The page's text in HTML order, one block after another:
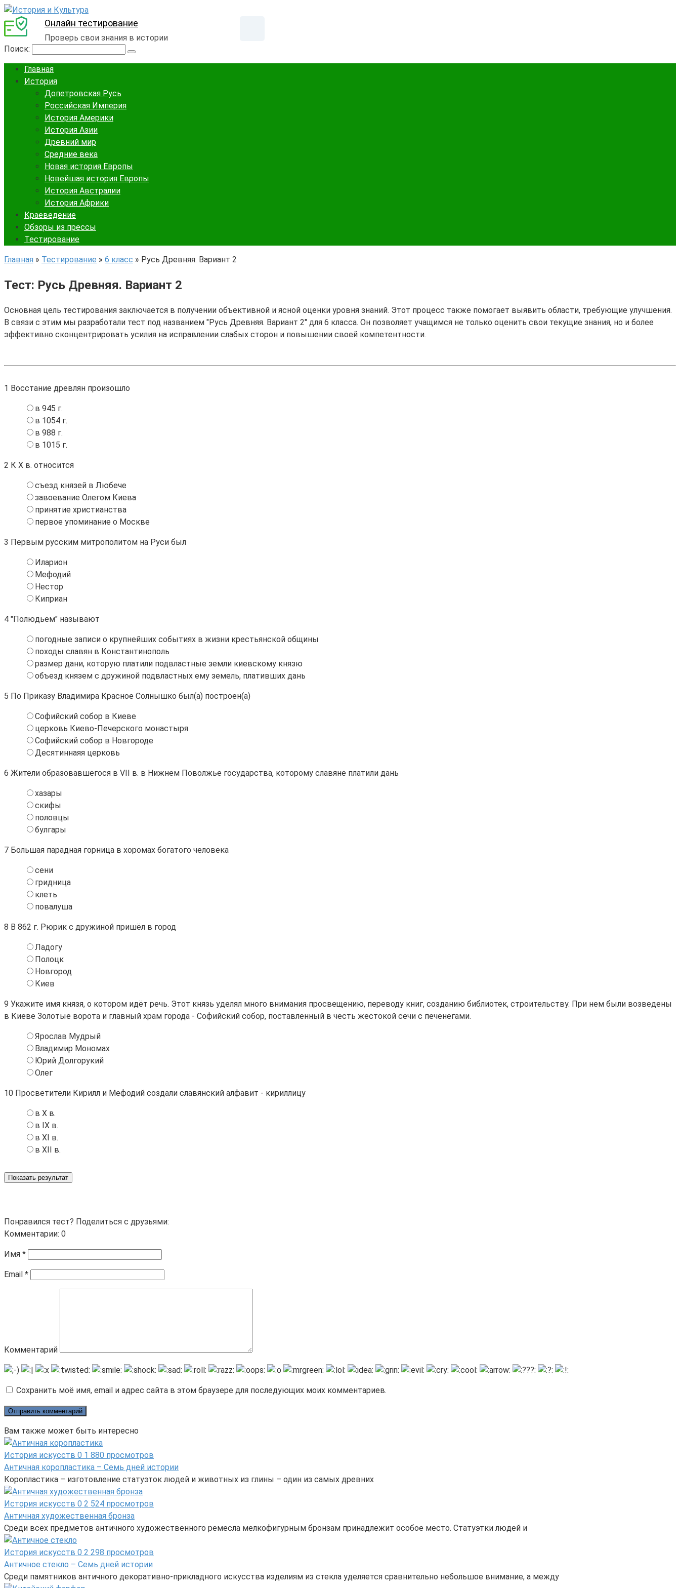
Онлайн тестирование
Проверь свои знания в истории
Поиск:
Главная
История
Допетровская Русь
Российская Империя
История Америки
История Азии
Древний мир
Средние века
Новая история Европы
Новейшая история Европы
История Австралии
История Африки
Краеведение
Обзоры из прессы
Тестирование
Главная » Тестирование » 6 класс » Русь Древняя. Вариант 2
Тест: Русь Древняя. Вариант 2
Основная цель тестирования заключается в получении объективной и ясной оценки уровня знаний. Этот процесс также помогает выявить области, требующие улучшения.
В связи с этим мы разработали тест под названием "Русь Древняя. Вариант 2" для 6 класса. Он позволяет учащимся не только оценить свои текущие знания, но и более
эффективно сконцентрировать усилия на исправлении слабых сторон и повышении своей компетентности.
1 Восстание древлян произошло
в 945 г.
в 1054 г.
в 988 г.
в 1015 г.
2 К X в. относится
съезд князей в Любече
завоевание Олегом Киева
принятие христианства
первое упоминание о Москве
3 Первым русским митрополитом на Руси был
Иларион
Мефодий
Нестор
Киприан
4 "Полюдьем" называют
погодные записи о крупнейших событиях в жизни крестьянской общины
походы славян в Константинополь
размер дани, которую платили подвластные земли киевскому князю
объезд князем с дружиной подвластных ему земель, плативших дань
5 По Приказу Владимира Красное Солнышко был(а) построен(а)
Софийский собор в Киеве
церковь Киево-Печерского монастыря
Софийский собор в Новгороде
Десятиннаяя церковь
6 Жители образовавшегося в VII в. в Нижнем Поволжье государства, которому славяне платили дань
хазары
скифы
половцы
булгары
7 Большая парадная горница в хоромах богатого человека
сени
гридница
клеть
повалуша
8 В 862 г. Рюрик с дружиной пришёл в город
Ладогу
Полоцк
Новгород
Киев
9 Укажите имя князя, о котором идёт речь. Этот князь уделял много внимания просвещению, переводу книг, созданию библиотек, строительству. При нем были возведены
в Киеве Золотые ворота и главный храм города - Софийский собор, поставленный в честь жестокой сечи с печенегами.
Ярослав Мудрый
Владимир Мономах
Юрий Долгорукий
Олег
10 Просветители Кирилл и Мефодий создали славянский алфавит - кириллицу
в X в.
в IX в.
в XI в.
в XII в.
Показать результат
Понравился тест? Поделиться с друзьями:
Комментарии: 0
Имя *
Email *
Комментарий
Сохранить моё имя, email и адрес сайта в этом браузере для последующих моих комментариев.
Вам также может быть интересно
История искусств 0 1 880 просмотров
Античная коропластика – Семь дней истории
Коропластика – изготовление статуэток людей и животных из глины – один из самых древних
История искусств 0 2 524 просмотров
Античная художественная бронза
Среди всех предметов античного художественного ремесла мелкофигурным бронзам принадлежит особое место. Статуэтки людей и
История искусств 0 2 298 просмотров
Античное стекло – Семь дней истории
Среди памятников античного декоративно-прикладного искусства изделиям из стекла уделяется сравнительно небольшое внимание, а между